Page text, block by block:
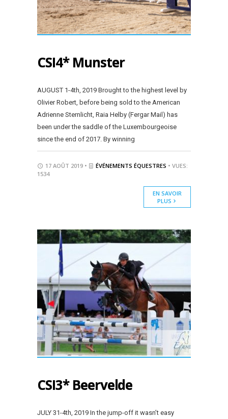
CSI4* Munster
AUGUST 1-4th, 2019 Brought to the highest level by
Olivier Robert, before being sold to the American
Adrienne Sternlicht, Raia Helby (Fergar Mail) has
been under the saddle of the Luxembourgeoise
since the end of 2017. By winning
17 AOÛT 2019 • ÉVÉNEMENTS ÉQUESTRES • VUES:
1534
EN SAVOIR
PLUS
CSI3* Beervelde
JULY 31-4th, 2019 In the jump-off it wasn’t easy